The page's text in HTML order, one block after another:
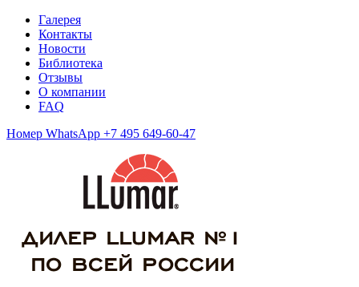
Галерея
Контакты
Новости
Библиотека
Отзывы
О компании
FAQ
Номер WhatsApp +7 495 649-60-47